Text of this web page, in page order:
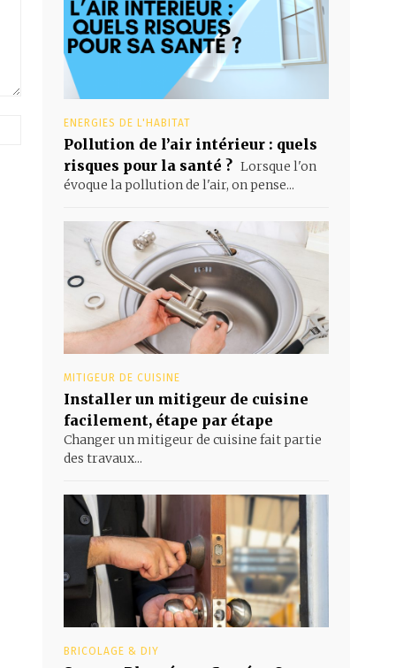
ENERGIES DE L'HABITAT
Pollution de l’air intérieur : quels
risques pour la santé ? Lorsque l'on
évoque la pollution de l'air, on pense...
MITIGEUR DE CUISINE
Installer un mitigeur de cuisine
facilement, étape par étape
Changer un mitigeur de cuisine fait partie
des travaux...
BRICOLAGE & DIY